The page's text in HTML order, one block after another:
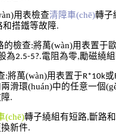
用表檢查清障車(chē)轉子
和搭鐵等故障.
的檢查:將萬(wàn)用表置于
為2.5-5?.電阻為零,勵磁繞
:將萬(wàn)用表置于 R*10k或
滑環(huán)中的任意一個
.
(chē)轉子繞組有短路, 斷路
新件.